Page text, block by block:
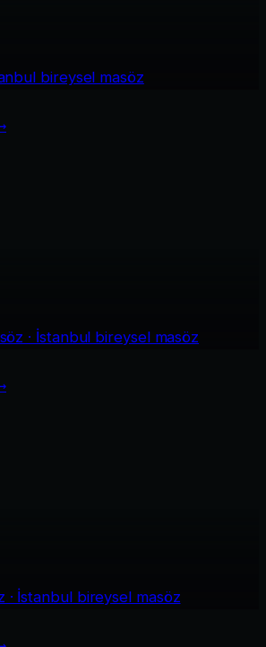
bireysel masöz
· İstanbul bireysel masöz
· İstanbul bireysel masöz